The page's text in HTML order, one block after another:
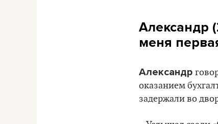
Александр
меня
Александр
оказанием
задержали во